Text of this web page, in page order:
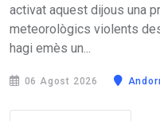
activat aquest dijous una
meteorològics violents
hagi emès un...
06 Agost 2026